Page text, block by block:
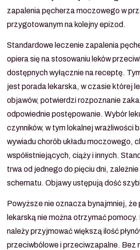
zapalenia pęcherza moczowego w
przygotowanym na kolejny epizod.
Standardowe leczenie zapalenia
opiera się na stosowaniu leków
dostępnych wyłącznie na receptę.
jest porada lekarska, w czasie której
objawów, potwierdzi rozpoznanie
odpowiednie postępowanie. Wybór
czynników, w tym lokalnej wrażliwości
wywiadu chorób układu moczowego,
współistniejących, ciąży i innych.
trwa od jednego do pięciu dni,
schematu. Objawy ustępują dość
Powyższe nie oznacza bynajmniej, że
lekarską nie można otrzymać
należy przyjmować większą ilość
przeciwbólowe i przeciwzapalne. Bez